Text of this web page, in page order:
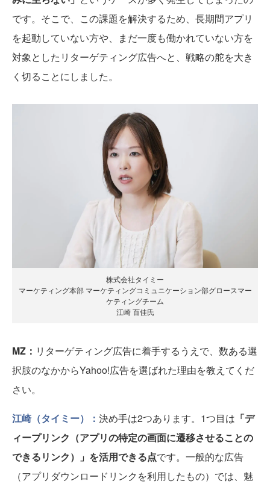
です。そこで、この課題を解決するため、長期間アプリ
を起動していない方や、まだ一度も働かれていない方を
対象としたリターゲティング広告へと、戦略の舵を大き
く切ることにしました。
株式会社タイミー
マーケティング本部 マーケティングコミュニケーション部グロースマー
ケティングチーム
江崎 百佳氏
MZ： リターゲティング広告に着手するうえで、数ある選
択肢のなかからYahoo!広告を選ばれた理由を教えてくだ
さい。
江崎（タイミー）： 決め手は2つあります。1つ目は 「デ
ィープリンク（アプリの特定の画面に遷移させることの
できるリンク）」を活用できる点です。一般的な広告
（アプリダウンロードリンクを利用したもの）では、魅